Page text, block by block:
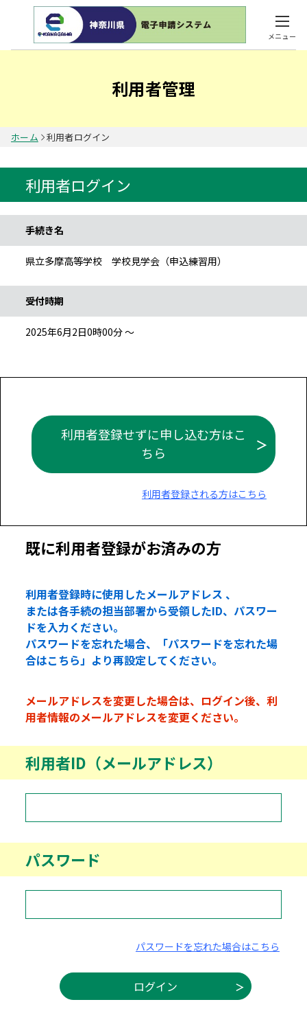
メニュー
利用者管理
ホーム 利用者ログイン
利用者ログイン
手続き名
県立多摩高等学校 学校見学会（申込練習用）
受付時期
2025年6月2日0時00分 ～
利用者登録せずに申し込む方はこ
ちら
利用者登録される方はこちら
既に利用者登録がお済みの方
利用者登録時に使用したメールアドレス 、
または各手続の担当部署から受領したID、パスワー
ドを入力ください。
パスワードを忘れた場合、「パスワードを忘れた場
合はこちら」より再設定してください。
メールアドレスを変更した場合は、ログイン後、利
用者情報のメールアドレスを変更ください。
利用者ID（メールアドレス）
パスワード
パスワードを忘れた場合はこちら